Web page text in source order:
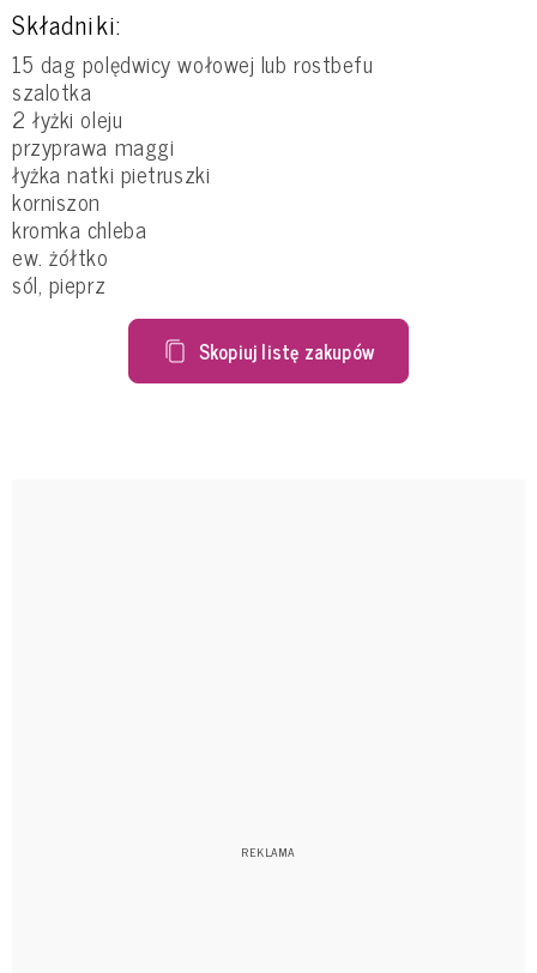
Składniki:
15 dag polędwicy wołowej lub rostbefu
szalotka
2 łyżki oleju
przyprawa maggi
łyżka natki pietruszki
korniszon
kromka chleba
ew. żółtko
sól, pieprz
Skopiuj listę zakupów